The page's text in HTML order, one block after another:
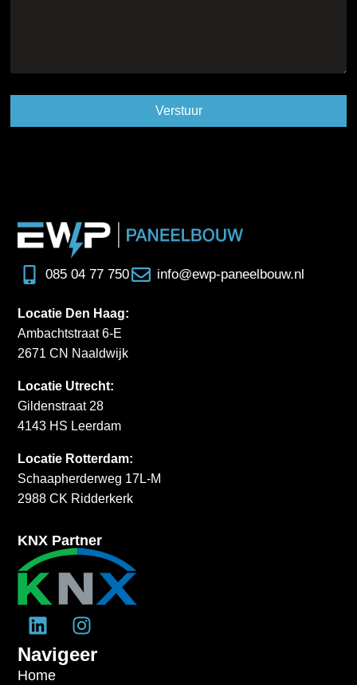
Verstuur
085 04 77 750 info@ewp-paneelbouw.nl
Locatie Den Haag:
Ambachtstraat 6-E
2671 CN Naaldwijk
Locatie Utrecht:
Gildenstraat 28
4143 HS Leerdam
Locatie Rotterdam:
Schaapherderweg 17L-M
2988 CK Ridderkerk
KNX Partner
Navigeer
Home